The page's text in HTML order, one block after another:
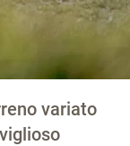
variato